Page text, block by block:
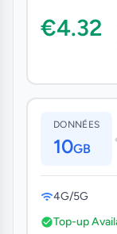
€4.32
DONNÉES
10GB
4G/5G
Top-up